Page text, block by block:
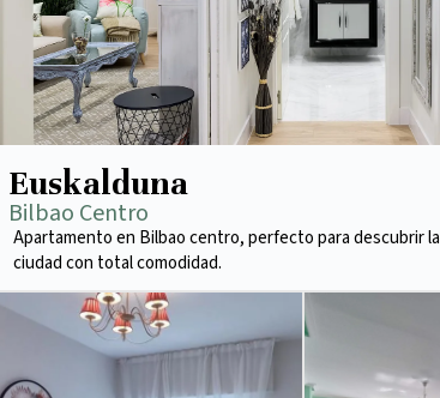
Euskalduna
Bilbao Centro
Apartamento en Bilbao centro, perfecto para descubrir la
ciudad con total comodidad.